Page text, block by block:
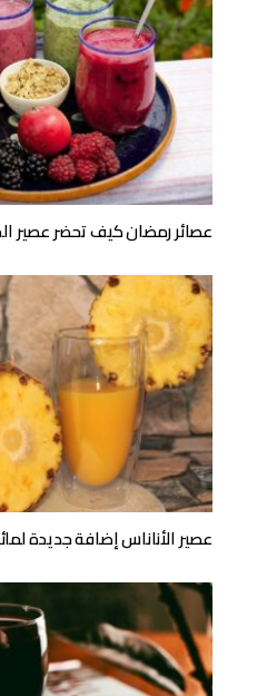
عصائر رمضان كيف تحضر عصير
عصير الأناناس إضافة جديدة